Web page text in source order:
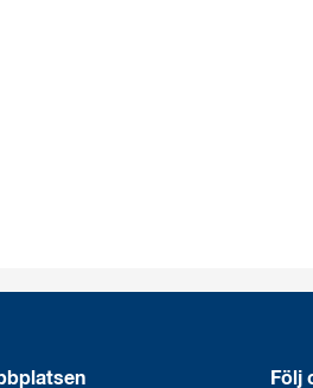
Följ